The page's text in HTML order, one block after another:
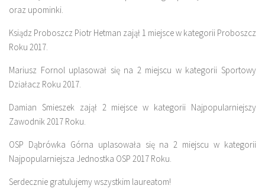
oraz upominki.
Ksiądz Proboszcz Piotr Hetman zajął 1 miejsce w kategorii Proboszcz
Roku 2017.
Mariusz Fornol uplasował się na 2 miejscu w kategorii Sportowy
Działacz Roku 2017.
Damian Smieszek zajął 2 miejsce w kategorii Najpopularniejszy
Zawodnik 2017 Roku.
OSP Dąbrówka Górna uplasowała się na 2 miejscu w kategorii
Najpopularniejsza Jednostka OSP 2017 Roku.
Serdecznie gratulujemy wszystkim laureatom!